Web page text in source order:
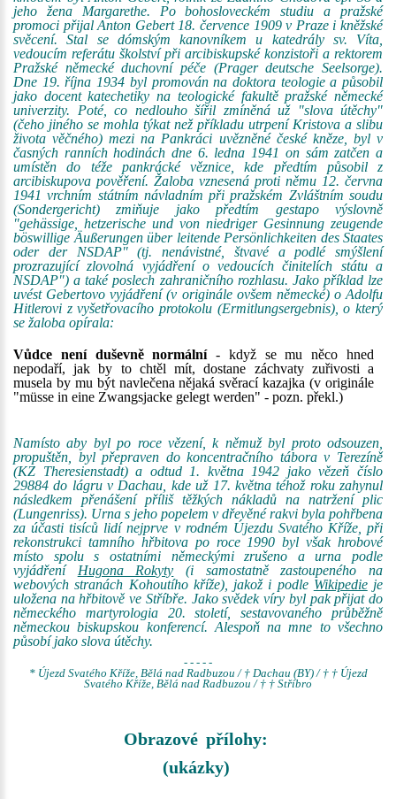
jeho žena Margarethe. Po bohosloveckém studiu a pražské
promoci přijal Anton Gebert 18. července 1909 v Praze i kněžské
svěcení. Stal se dómským kanovníkem u katedrály sv. Víta,
vedoucím referátu školství při arcibiskupské konzistoři a rektorem
Pražské německé duchovní péče (Prager deutsche Seelsorge).
Dne 19. října 1934 byl promován na doktora teologie a působil
jako docent katechetiky na teologické fakultě pražské německé
univerzity. Poté, co nedlouho šířil zmíněná už "slova útěchy"
(čeho jiného se mohla týkat než příkladu utrpení Kristova a slibu
života věčného) mezi na Pankráci uvězněné české kněze, byl v
časných ranních hodinách dne 6. ledna 1941 on sám zatčen a
umístěn do téže pankrácké věznice, kde předtím působil z
arcibiskupova pověření. Žaloba vznesená proti němu 12. června
1941 vrchním státním návladním při pražském Zvláštním soudu
(Sondergericht) zmiňuje jako předtím gestapo výslovně
"gehässige, hetzerische und von niedriger Gesinnung zeugende
böswillige Äußerungen über leitende Persönlichkeiten des Staates
oder der NSDAP" (tj. nenávistné, štvavé a podlé smýšlení
prozrazující zlovolná vyjádření o vedoucích činitelích státu a
NSDAP") a také poslech zahraničního rozhlasu. Jako příklad lze
uvést Gebertovo vyjádření (v originále ovšem německé) o Adolfu
Hitlerovi z vyšetřovacího protokolu (Ermitlungsergebnis), o který
se žaloba opírala:
Vůdce není duševně normální- když se mu něco hned
nepodaří, jak by to chtěl mít, dostane záchvaty zuřivosti a
musela by mu být navlečena nějaká svěrací kazajka (v originále
"müsse in eine Zwangsjacke gelegt werden" - pozn. překl.)
Namísto aby byl po roce vězení, k němuž byl proto odsouzen,
propuštěn, byl přepraven do koncentračního tábora v Terezíně
(KZ Theresienstadt) a odtud 1. května 1942 jako vězeň číslo
29884 do lágru v Dachau, kde už 17. května téhož roku zahynul
následkem přenášení příliš těžkých nákladů na natržení plic
(Lungenriss). Urna s jeho popelem v dřevěné rakvi byla pohřbena
za účasti tisíců lidí nejprve v rodném Újezdu Svatého Kříže, při
rekonstrukci tamního hřbitova po roce 1990 byl však hrobové
místo spolu s ostatními německými zrušeno a urna podle
vyjádření Hugona Rokyty (i samostatně zastoupeného na
webových stranách Kohoutího kříže), jakož i podle Wikipedieje
uložena na hřbitově ve Stříbře. Jako svědek víry byl pak přijat do
německého martyrologia 20. století, sestavovaného průběžně
německou biskupskou konferencí. Alespoň na mne to všechno
působí jako slova útěchy.
- - - - -
* Újezd Svatého Kříže, Bělá nad Radbuzou / † Dachau (BY) / † † Újezd
Svatého Kříže, Bělá nad Radbuzou / † † Stříbro
Obrazové přílohy:
(ukázky)